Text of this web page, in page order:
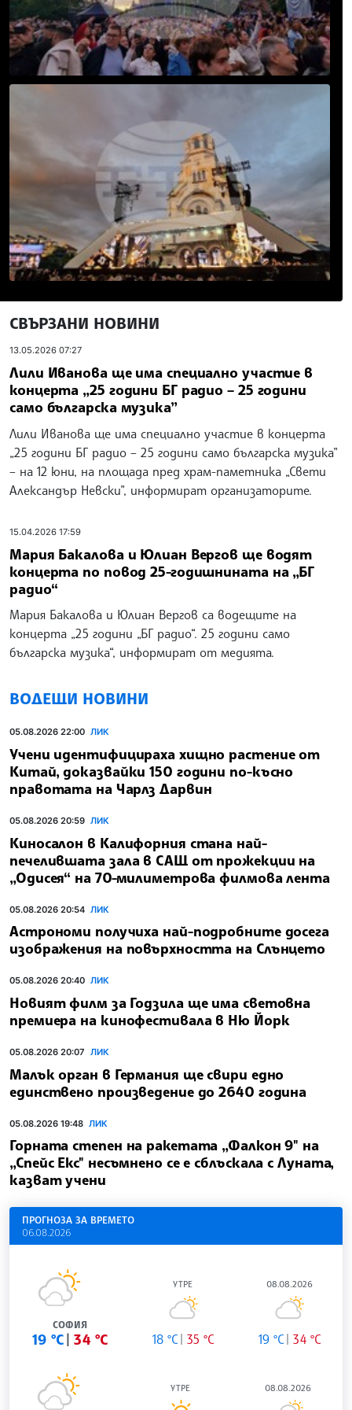
СВЪРЗАНИ НОВИНИ
13.05.2026 07:27
Лили Иванова ще има специално участие в
концерта „25 години БГ радио – 25 години
само българска музика”
Лили Иванова ще има специално участие в концерта
„25 години БГ радио – 25 години само българска музика”
– на 12 юни, на площада пред храм-паметника „Свети
Александър Невски”, информират организаторите.
15.04.2026 17:59
Мария Бакалова и Юлиан Вергов ще водят
концерта по повод 25-годишнината на „БГ
радио“
Мария Бакалова и Юлиан Вергов са водещите на
концерта „25 години „БГ радио“. 25 години само
българска музика“, информират от медията.
ВОДЕЩИ НОВИНИ
05.08.2026 22:00 ЛИК
Учени идентифицираха хищно растение от
Китай, доказвайки 150 години по-късно
правотата на Чарлз Дарвин
05.08.2026 20:59 ЛИК
Киносалон в Калифорния стана най-
печелившата зала в САЩ от прожекции на
„Одисея“ на 70-милиметрова филмова лента
05.08.2026 20:54 ЛИК
Астрономи получиха най-подробните досега
изображения на повърхността на Слънцето
05.08.2026 20:40 ЛИК
Новият филм за Годзила ще има световна
премиера на кинофестивала в Ню Йорк
05.08.2026 20:07 ЛИК
Малък орган в Германия ще свири едно
единствено произведение до 2640 година
05.08.2026 19:48 ЛИК
Горната степен на ракетата „Фалкон 9" на
„Спейс Екс" несъмнено се е сблъскала с Луната,
казват учени
ПРОГНОЗА ЗА ВРЕМЕТО
06.08.2026
СОФИЯ
19 °C 34 °C
УТРЕ
18 °C 35 °C
08.08.2026
19 °C 34 °C
УТРЕ 08.08.2026